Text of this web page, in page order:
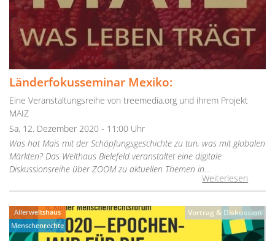
Länderfokusseminar Mexiko:
Eine Veranstaltungsreihe von treemedia.org und ihrem Projekt
MAIZ
Sa, 12. Dezember 2020 - 11:00 Uhr
Was hat Mais mit der Schöpfungsgeschichte zu tun, was mit globalen
Märkten? Das Welthaus Bielefeld veranstaltet eine digitale
Diskussionsreihe über ZOOM zu aktuellen Themen in…
Weiterlesen
Allerweltshaus
Menschenrechte
Vortrag & Diskussion